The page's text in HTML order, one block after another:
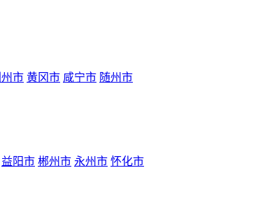
市 黄冈市 咸宁市 随州市
益阳市 郴州市 永州市 怀化市